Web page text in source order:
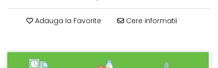
SUPLIMENTE STOMAC- DIGESTIE-
COSMETICE FAȚĂ
Adauga la Favorite Cere informatii